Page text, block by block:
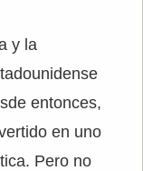
y la
entonces,
en uno
Pero no